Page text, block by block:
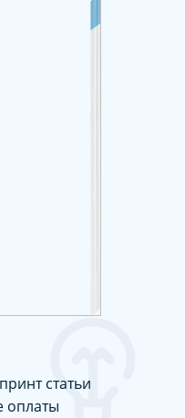
статьи
оплаты